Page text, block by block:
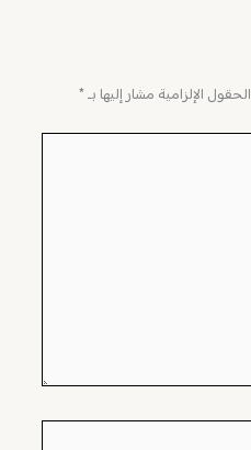
الحقول الإلزامية مشار إليها بـ*